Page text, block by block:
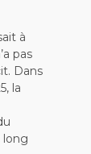
à
pas
Dans
la
long